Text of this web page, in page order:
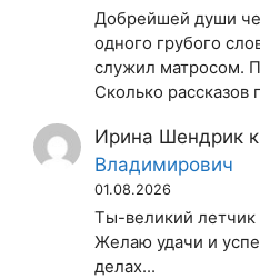
Добрейшей души
одного грубого
служил матросом.
Сколько рассказов
Ирина Шендрик к
Владимирович
01.08.2026
Ты-великий летчик
Желаю удачи и
делах...